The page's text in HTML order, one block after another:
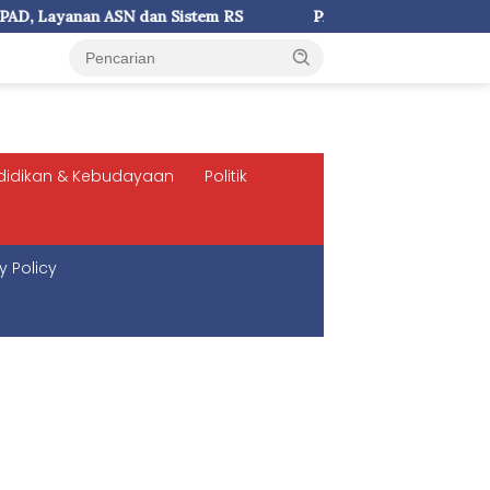
RS Prof Agus Salim: UKI Paulus Tegaskan
& Kebudayaan Politik
Policy